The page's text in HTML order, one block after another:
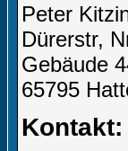
Peter
Dürerstr,
Gebäude
65795
Kontakt: